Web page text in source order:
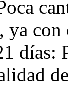
días: